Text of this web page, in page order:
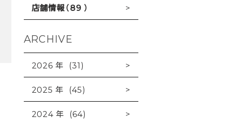
店舗情報（89 ）
ARCHIVE
2026 年 (31)
2025 年 (45)
2024 年 (64)